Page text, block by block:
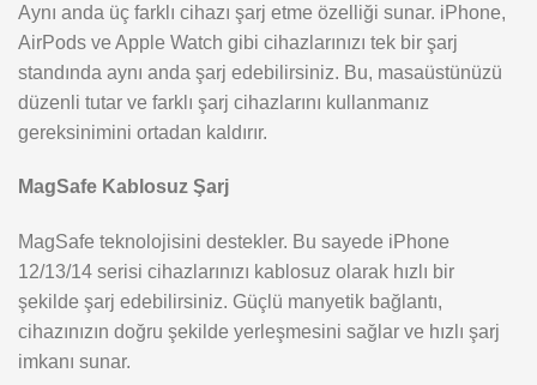
Aynı anda üç farklı cihazı şarj etme özelliği sunar. iPhone,
AirPods ve Apple Watch gibi cihazlarınızı tek bir şarj
standında aynı anda şarj edebilirsiniz. Bu, masaüstünüzü
düzenli tutar ve farklı şarj cihazlarını kullanmanız
gereksinimini ortadan kaldırır.
MagSafe Kablosuz Şarj
MagSafe teknolojisini destekler. Bu sayede iPhone
12/13/14 serisi cihazlarınızı kablosuz olarak hızlı bir
şekilde şarj edebilirsiniz. Güçlü manyetik bağlantı,
cihazınızın doğru şekilde yerleşmesini sağlar ve hızlı şarj
imkanı sunar.